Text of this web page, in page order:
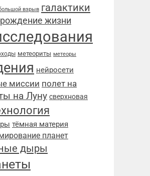
взрыв галактики
жизни
метеориты метеоры
нейросети
миссии полет на
на Луну сверхновая
тёмная материя
планет
дыры